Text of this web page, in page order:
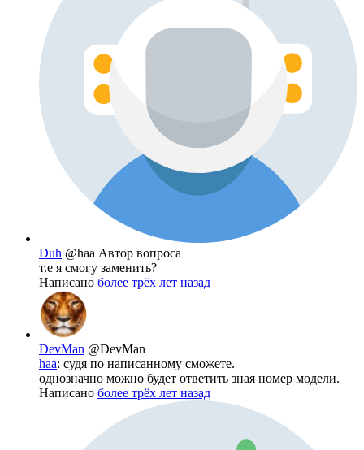
Duh @haa Автор вопроса
т.е я смогу заменить?
Написано более трёх лет назад
DevMan @DevMan
haa: судя по написанному сможете.
однозначно можно будет ответить зная номер модели.
Написано более трёх лет назад